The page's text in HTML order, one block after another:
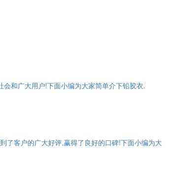
会和广大用户!下面小编为大家简单介下铅胶衣.
了客户的广大好评,赢得了良好的口碑!下面小编为大